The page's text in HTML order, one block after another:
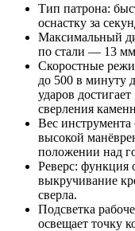
Тип патрона:
оснастку за
Максимальный
по стали — 13
Скоростные
до 500 в минуту
ударов
сверления
Вес инструмента
высокой
положении над
Реверс: функция
выкручивание
сверла.
Подсветка
освещает точку